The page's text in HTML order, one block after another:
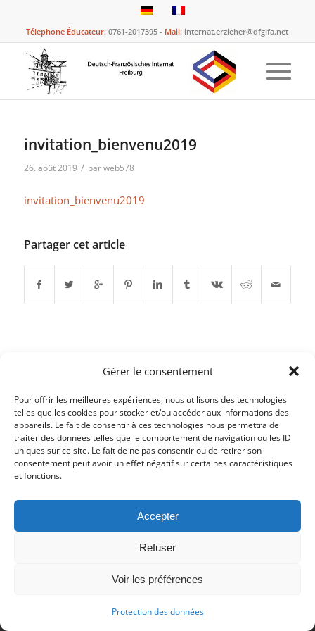
Gérer le consentement
Pour offrir les meilleures expériences, nous utilisons des technologies
telles que les cookies pour stocker et/ou accéder aux informations des
appareils. Le fait de consentir à ces technologies nous permettra de
traiter des données telles que le comportement de navigation ou les ID
uniques sur ce site. Le fait de ne pas consentir ou de retirer son
consentement peut avoir un effet négatif sur certaines caractéristiques
et fonctions.
Accepter
Refuser
Voir les préférences
Protection des données
Télephone Éducateur: 0761-2017395 - Mail: internat.erzieher@dfglfa.net
invitation_bienvenu2019
26. août 2019 / parweb578
invitation_bienvenu2019
Partager cet article
Impressum
-Datenschutz
Impressum
Datenschutzerklärung